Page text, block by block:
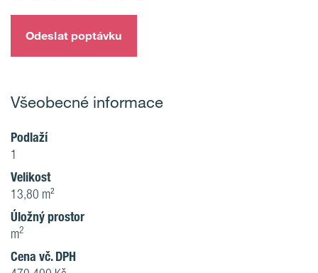
Odeslat poptávku
Všeobecné informace
Podlaží
1
Velikost
13,80 m²
Úložný prostor
m2
Cena vč. DPH